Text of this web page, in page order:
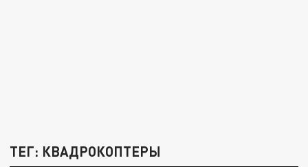
ТЕГ: КВАДРОКОПТЕРЫ
Иван Бигма: за сутки группировка "Запад"